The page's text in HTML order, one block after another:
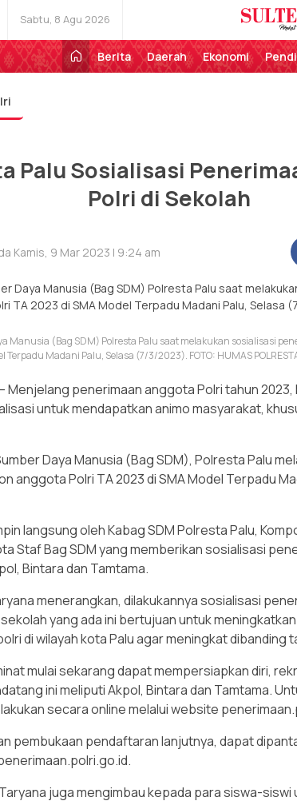
Sabtu, 8 Agu 2026
Perekat
Berita
Daerah Ekonomi
Palu Sosialisasi
Polri di Sekolah
Kamis, 9 Mar 2023 | 9:24 am
Manusia (Bag SDM) Polresta Palu saat melakukan sosialisasi
Terpadu Madani Palu, Selasa (7/3/2023). FOTO: HUMAS
– Menjelang penerimaan anggota Polri tahun
untuk mendapatkan animo masyarakat,
Daya Manusia (Bag SDM), Polresta Palu
anggota Polri TA 2023 di SMA Model Terpadu
langsung oleh Kabag SDM Polresta Palu,
Staf Bag SDM yang memberikan sosialisasi
Bintara dan Tamtama.
menerangkan, dilakukannya sosialisasi
yang ada ini bertujuan untuk
di wilayah kota Palu agar meningkat dibanding
mulai sekarang dapat mempersiapkan diri,
ini meliputi Akpol, Bintara dan Tamtama.
secara online melalui website
pembukaan pendaftaran lanjutnya, dapat
juga mengimbau kepada para siswa-siswi